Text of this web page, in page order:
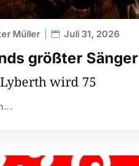
größter Sänger
Müller Juli 31, 2026
wird 75